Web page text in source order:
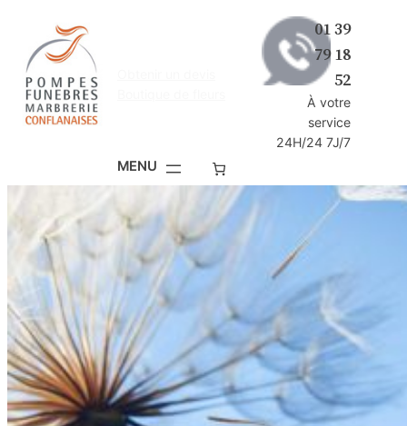
contenu
01 39
79 18
52
À votre
service
24H/24 7J/7